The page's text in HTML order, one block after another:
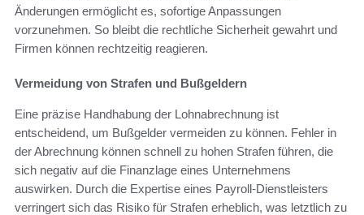
Änderungen ermöglicht es, sofortige Anpassungen
vorzunehmen. So bleibt die rechtliche Sicherheit gewahrt und
Firmen können rechtzeitig reagieren.
Vermeidung von Strafen und Bußgeldern
Eine präzise Handhabung der Lohnabrechnung ist
entscheidend, um Bußgelder vermeiden zu können. Fehler in
der Abrechnung können schnell zu hohen Strafen führen, die
sich negativ auf die Finanzlage eines Unternehmens
auswirken. Durch die Expertise eines Payroll-Dienstleisters
verringert sich das Risiko für Strafen erheblich, was letztlich zu